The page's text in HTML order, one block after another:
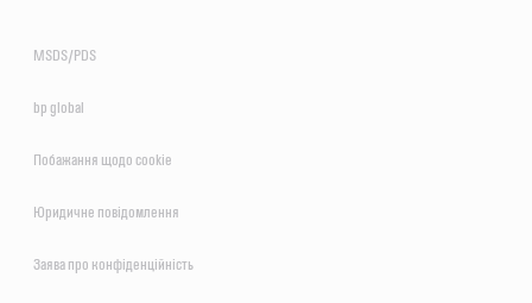
MSDS/PDS
bp global
Побажання щодо сookie
Юридичне повідомлення
Заява про конфіденційність